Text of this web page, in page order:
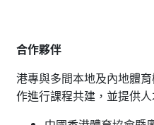
合作夥伴
港專與多間本地及內地體
作進行課程共建，並提供